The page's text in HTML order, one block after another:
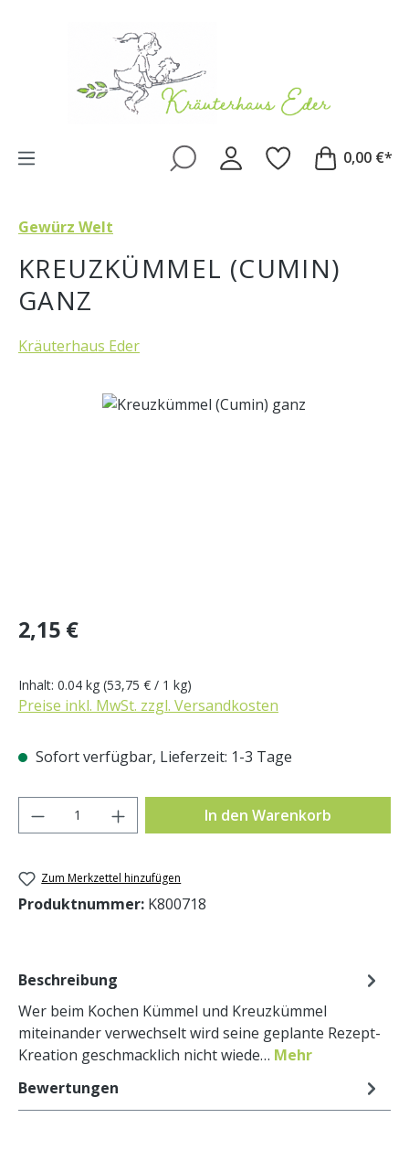
0,00 €*
Gewürz Welt
KREUZKÜMMEL (CUMIN)
GANZ
Kräuterhaus Eder
Bildergalerie überspringen
Regulärer Preis:
2,15 €
Inhalt: 0.04 kg (53,75 € / 1 kg)
Preise inkl. MwSt. zzgl. Versandkosten
Sofort verfügbar, Lieferzeit: 1-3 Tage
Produkt Anzahl: Gib den gewünschten
In den Warenkorb
Zum Merkzettel hinzufügen
Produktnummer: K800718
Beschreibung
Wer beim Kochen Kümmel und Kreuzkümmel
miteinander verwechselt wird seine geplante Rezept-
Kreation geschmacklich nicht wiede… Mehr
Bewertungen